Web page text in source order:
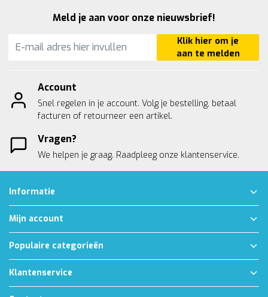
Meld je aan voor onze nieuwsbrief!
Klik hier om je
aan te melden
Account
Snel regelen in je account. Volg je bestelling, betaal
facturen of retourneer een artikel.
Vragen?
We helpen je graag. Raadpleeg onze klantenservice.
Informatie
Mijn account
Populaire categorieën
Klantenservice